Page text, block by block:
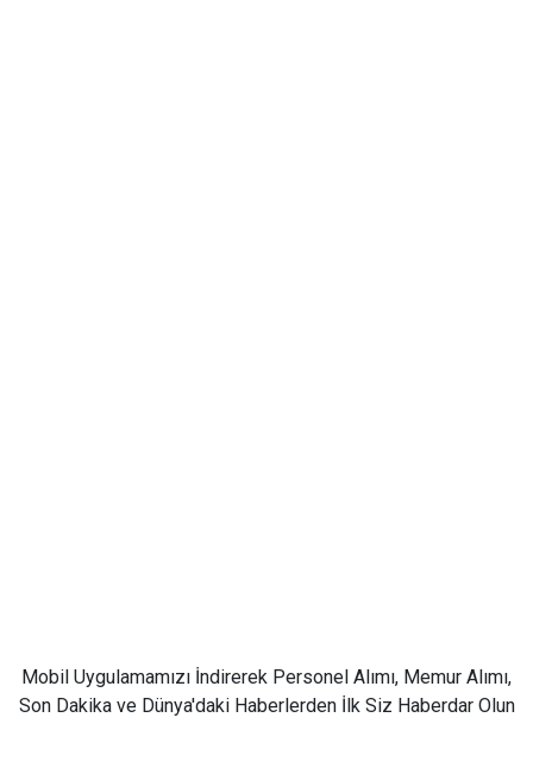
Mobil Uygulamamızı İndirerek Personel Alımı, Memur Alımı,
Son Dakika ve Dünya'daki Haberlerden İlk Siz Haberdar Olun